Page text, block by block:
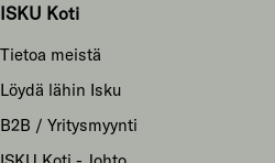
ISKU Koti
Tietoa meistä
Löydä lähin Isku
B2B / Yritysmyynti